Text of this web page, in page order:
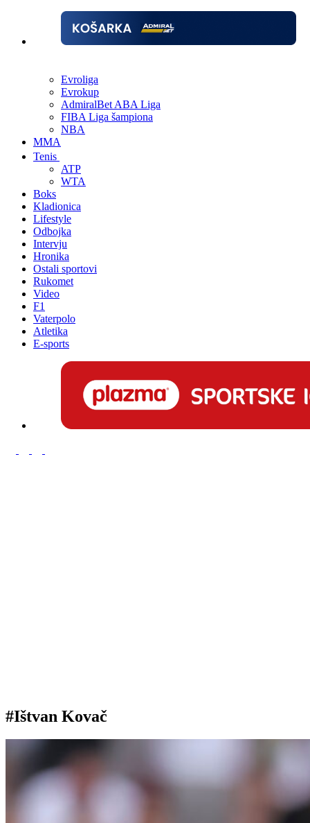
Evroliga
Evrokup
AdmiralBet ABA Liga
FIBA Liga šampiona
NBA
MMA
Tenis
ATP
WTA
Boks
Kladionica
Lifestyle
Odbojka
Intervju
Hronika
Ostali sportovi
Rukomet
Video
F1
Vaterpolo
Atletika
E-sports
#Ištvan Kovač